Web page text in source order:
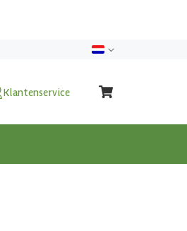
Klantenservice